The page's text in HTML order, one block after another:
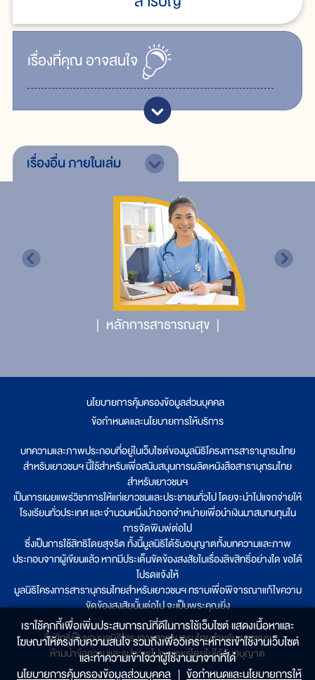
เรื่ิองที่คุณอาจสนใจ
เรื่องอื่นภายในเล่ม
หลักการสาธารณสุข
นโยบายการคุ้มครองข้อมูลส่วนบุคคล
ข้อกำหนดและนโยบายการให้บริการ
บทความและภาพประกอบที่อยู่ในเว็บไซต์ของมูลนิธิโครงการสารานุกรมไทย
สำหรับเยาวชนฯ นี้ใช้สำหรับเพื่อสนับสนุนการผลิตหนังสือสารานุกรมไทย
สำหรับเยาวชนฯ
เป็นการเผยแพร่วิชาการให้แก่เยาวชนและประชาชนทั่วไป โดยจะนำไปแจกจ่ายให้
โรงเรียนทั่วประเทศ และจำนวนหนึ่งนำออกจำหน่ายเพื่อนำเงินมาสมทบทุนใน
การจัดพิมพ์ต่อไป
ซึ่งเป็นการใช้สิทธิโดยสุจริต ทั้งนี้มูลนิธิได้รับอนุญาตทั้งบทความและภาพ
ประกอบจากผู้เขียนแล้ว หากมีประเด็นขัดข้องสงสัยในเรื่องลิขสิทธิ์อย่างใด ขอได้
โปรดแจ้งให้
มูลนิธิโครงการสารานุกรมไทยสำหรับเยาวชนฯ ทราบเพื่อพิจารณาแก้ไขความ
ขัดข้องสงสัยนั้นต่อไป จะเป็นพระคุณยิ่ง
ลิขสิทธิ์เป็นของมูลนิธิโครงการสารานุกรมไทยสำหรับเยาวชนฯ
ห้ามนำข้อความและรูปภาพไปเผยแพร่โดยไม่ได้รับอนุญาต
เราใช้คุกกี้เพื่อเพิ่มประสบการณ์ที่ดีในการใช้เว็บไซต์ แสดงเนื้อหาและ
โฆษณาให้ตรงกับความสนใจ รวมถึงเพื่อวิเคราะห์การเข้าใช้งานเว็บไซต์
และทำความเข้าใจว่าผู้ใช้งานมาจากที่ใด๋
นโยบายการคุ้มครองข้อมูลส่วนบุคคล | ข้อกำหนดและนโยบายการให้